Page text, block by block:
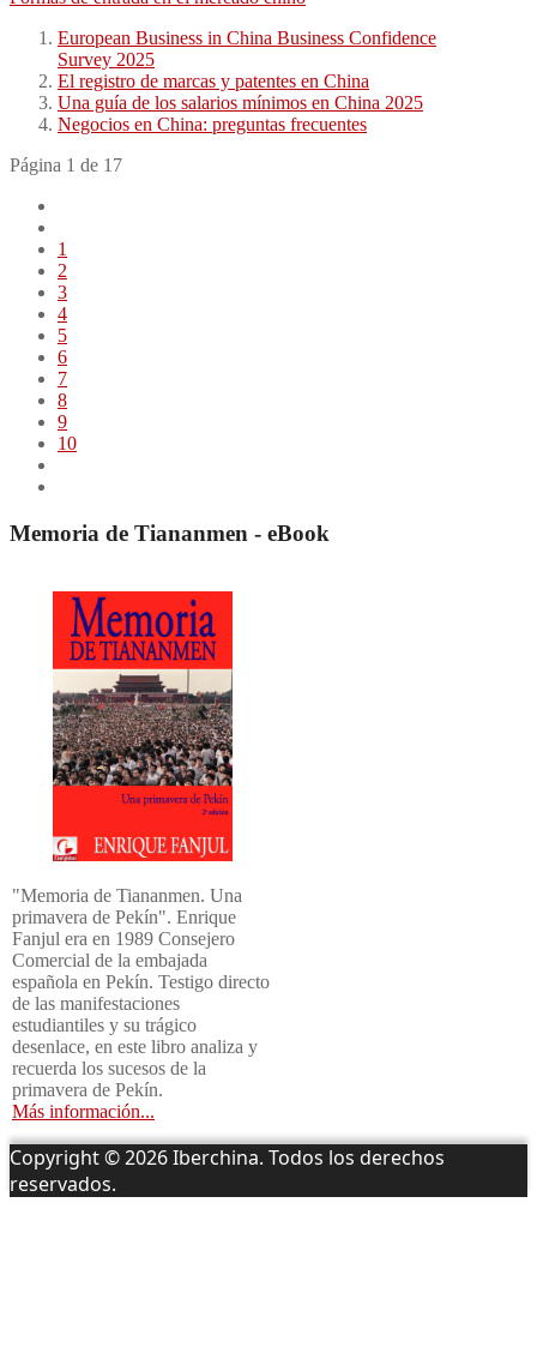
European Business in China Business Confidence
Survey 2025
El registro de marcas y patentes en China
Una guía de los salarios mínimos en China 2025
Negocios en China: preguntas frecuentes
Página 1 de 17
1
2
3
4
5
6
7
8
9
10
Memoria de Tiananmen - eBook
"Memoria de Tiananmen. Una
primavera de Pekín". Enrique
Fanjul era en 1989 Consejero
Comercial de la embajada
española en Pekín. Testigo directo
de las manifestaciones
estudiantiles y su trágico
desenlace, en este libro analiza y
recuerda los sucesos de la
primavera de Pekín.
Más información...
Copyright © 2026 Iberchina. Todos los derechos
reservados.